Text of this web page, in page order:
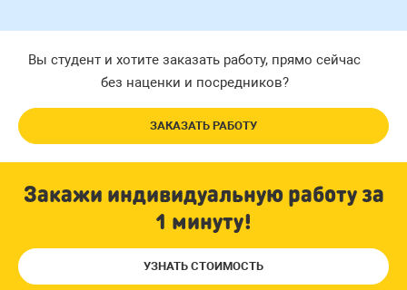
Вы студент и хотите заказать работу, прямо сейчас
без наценки и посредников?
ЗАКАЗАТЬ РАБОТУ
Закажи индивидуальную работу за
1 минуту!
УЗНАТЬ СТОИМОСТЬ